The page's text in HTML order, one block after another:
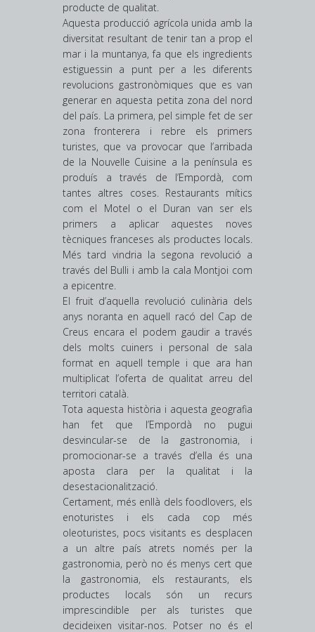
producte de qualitat.
Aquesta producció agrícola unida amb la
diversitat resultant de tenir tan a prop el
mar i la muntanya, fa que els ingredients
estiguessin a punt per a les diferents
revolucions gastronòmiques que es van
generar en aquesta petita zona del nord
del país. La primera, pel simple fet de ser
zona fronterera i rebre els primers
turistes, que va provocar que l’arribada
de la Nouvelle Cuisine a la península es
produís a través de l’Empordà, com
tantes altres coses. Restaurants mítics
com el Motel o el Duran van ser els
primers a aplicar aquestes noves
tècniques franceses als productes locals.
Més tard vindria la segona revolució a
través del Bulli i amb la cala Montjoi com
a epicentre.
El fruit d’aquella revolució culinària dels
anys noranta en aquell racó del Cap de
Creus encara el podem gaudir a través
dels molts cuiners i personal de sala
format en aquell temple i que ara han
multiplicat l’oferta de qualitat arreu del
territori català.
Tota aquesta història i aquesta geografia
han fet que l’Empordà no pugui
desvincular-se de la gastronomia, i
promocionar-se a través d’ella és una
aposta clara per la qualitat i la
desestacionalització.
Certament, més enllà dels foodlovers, els
enoturistes i els cada cop més
oleoturistes, pocs visitants es desplacen
a un altre país atrets només per la
gastronomia, però no és menys cert que
la gastronomia, els restaurants, els
productes locals són un recurs
imprescindible per als turistes que
decideixen visitar-nos. Potser no és el